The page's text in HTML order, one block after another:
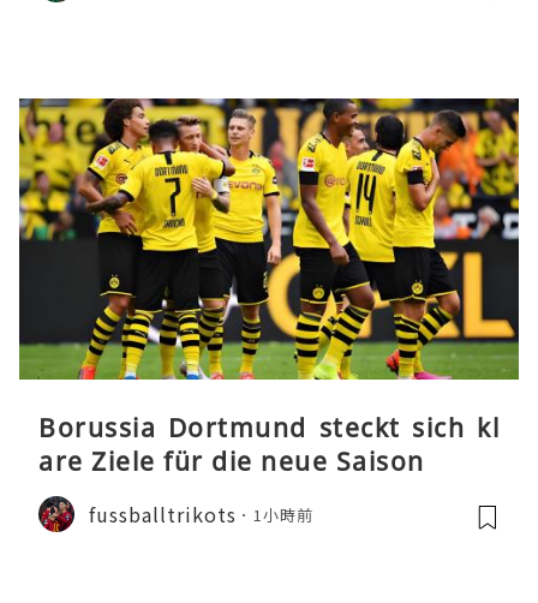
Borussia Dortmund steckt sich kl
are Ziele für die neue Saison
fussballtrikots 1小時前